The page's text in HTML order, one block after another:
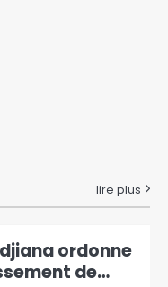
lire plus
Kodjiguila
ordonne
de